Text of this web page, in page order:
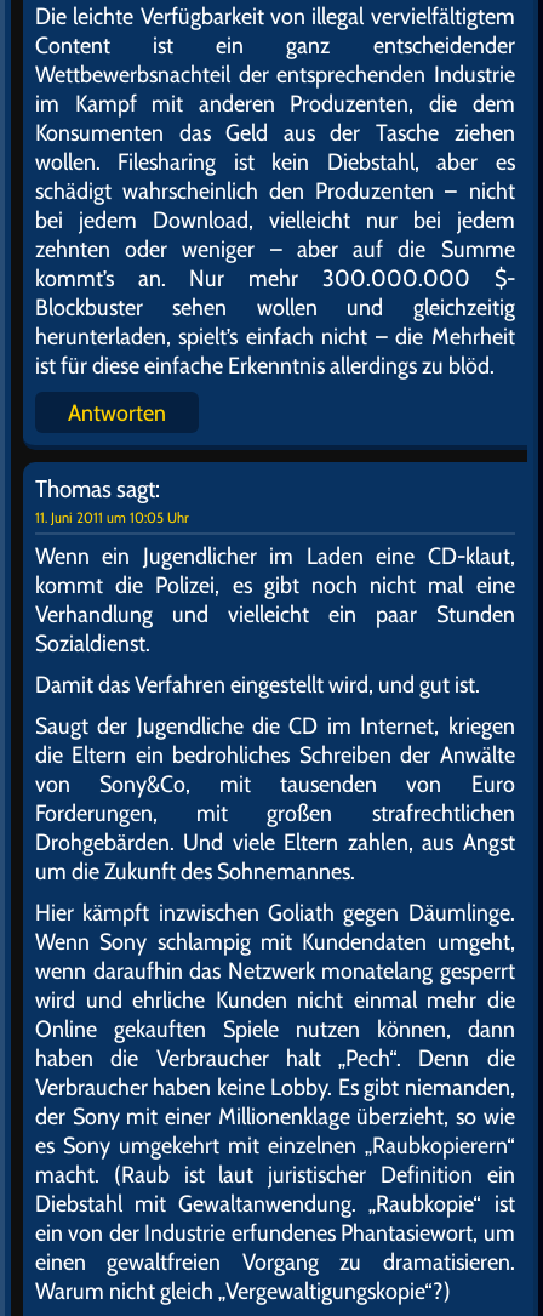
Die leichte Verfügbarkeit von illegal vervielfältigtem
Content ist ein ganz entscheidender
Wettbewerbsnachteil der entsprechenden Industrie
im Kampf mit anderen Produzenten, die dem
Konsumenten das Geld aus der Tasche ziehen
wollen. Filesharing ist kein Diebstahl, aber es
schädigt wahrscheinlich den Produzenten – nicht
bei jedem Download, vielleicht nur bei jedem
zehnten oder weniger – aber auf die Summe
kommt’s an. Nur mehr 300.000.000 $-
Blockbuster sehen wollen und gleichzeitig
herunterladen, spielt’s einfach nicht – die Mehrheit
ist für diese einfache Erkenntnis allerdings zu blöd.
Antworten
Thomassagt:
11. Juni 2011 um 10:05 Uhr
Wenn ein Jugendlicher im Laden eine CD-klaut,
kommt die Polizei, es gibt noch nicht mal eine
Verhandlung und vielleicht ein paar Stunden
Sozialdienst.
Damit das Verfahren eingestellt wird, und gut ist.
Saugt der Jugendliche die CD im Internet, kriegen
die Eltern ein bedrohliches Schreiben der Anwälte
von Sony&Co, mit tausenden von Euro
Forderungen, mit großen strafrechtlichen
Drohgebärden. Und viele Eltern zahlen, aus Angst
um die Zukunft des Sohnemannes.
Hier kämpft inzwischen Goliath gegen Däumlinge.
Wenn Sony schlampig mit Kundendaten umgeht,
wenn daraufhin das Netzwerk monatelang gesperrt
wird und ehrliche Kunden nicht einmal mehr die
Online gekauften Spiele nutzen können, dann
haben die Verbraucher halt „Pech“. Denn die
Verbraucher haben keine Lobby. Es gibt niemanden,
der Sony mit einer Millionenklage überzieht, so wie
es Sony umgekehrt mit einzelnen „Raubkopierern“
macht. (Raub ist laut juristischer Definition ein
Diebstahl mit Gewaltanwendung. „Raubkopie“ ist
ein von der Industrie erfundenes Phantasiewort, um
einen gewaltfreien Vorgang zu dramatisieren.
Warum nicht gleich „Vergewaltigungskopie“?)